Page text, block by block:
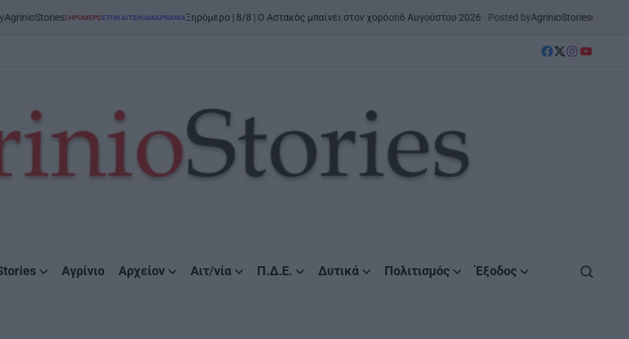
POSTED
ΞΗΡΟΜΕΡΟΣΤΗΝ ΑΙΤΩΛΟΑΚΑΡΝΑΝΊΑΞηρόμερο | 8/8 | Ο Αστακός μπαίνει στον χορόon6 Αυγούστου 2026 Posted byAgrinioStoriesPOSTED
ΜΕΣΟΛΌΓΓΙ
facebook
Twitter
instagram
YouTube
Αγρίνιο Αρχείον Αιτ/νία Π.Δ.Ε. Δυτικά Πολιτισμός Έξοδος